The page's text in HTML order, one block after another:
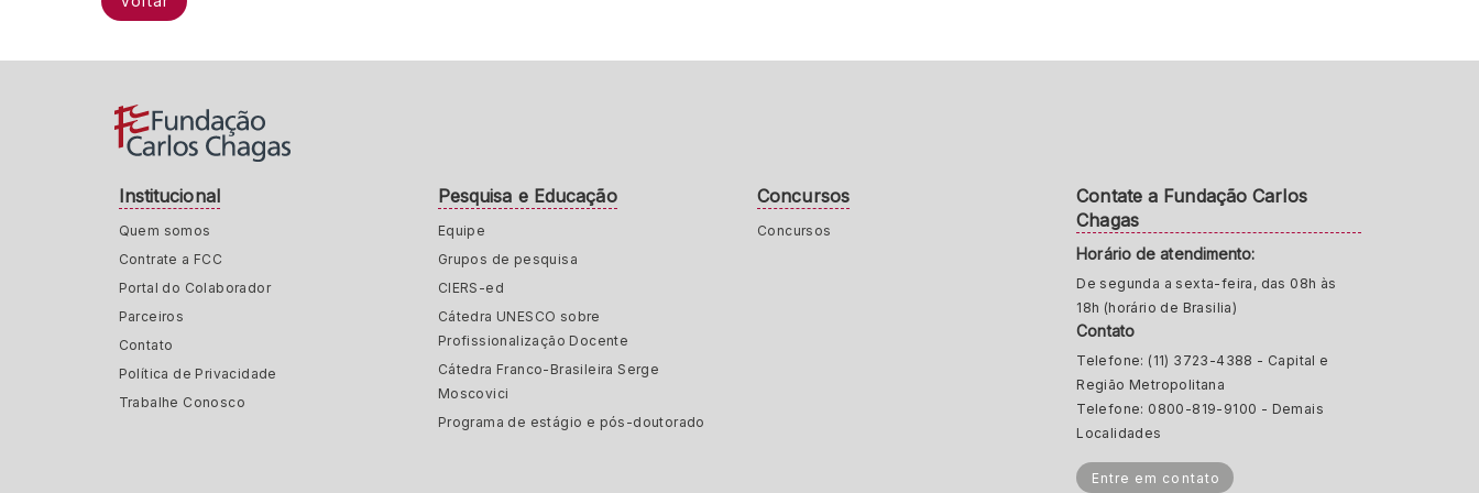
Institucional
Quem somos
Contrate a FCC
Portal do Colaborador
Parceiros
Contato
Política de Privacidade
Trabalhe Conosco
Pesquisa e Educação
Equipe
Grupos de pesquisa
CIERS-ed
Cátedra UNESCO sobre
Profissionalização Docente
Cátedra Franco-Brasileira Serge
Moscovici
Programa de estágio e pós-doutorado
Concursos
Concursos
Contate a Fundação Carlos
Chagas
Horário de atendimento:
De segunda a sexta-feira, das 08h às
18h (horário de Brasilia)
Contato
Telefone: (11) 3723-4388 - Capital e
Região Metropolitana
Telefone: 0800-819-9100 - Demais
Localidades
Entre em contato